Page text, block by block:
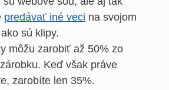
predávať iné veci na svojom
sú klipy.
môžu zarobiť až 50% zo
Keď však práve
zarobíte len 35%.